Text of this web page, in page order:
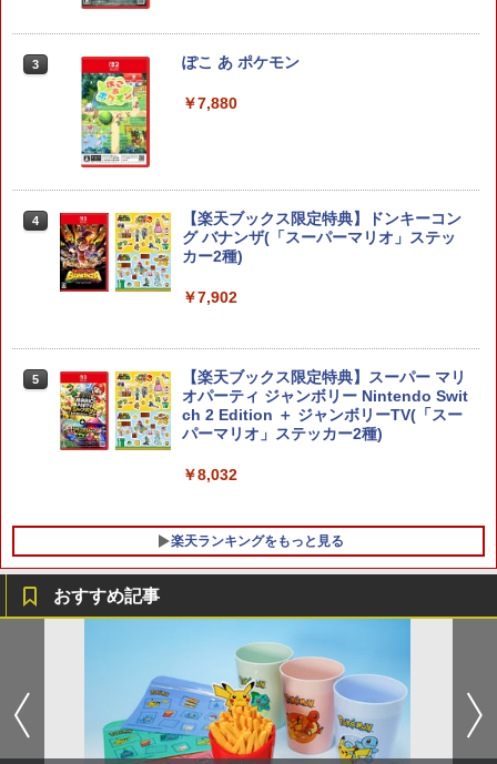
￥9,000
ニンテンドープリペイド番号 5000円|オ
ンラインコード版
￥10,737
トローラー(CFI-ZCT2J)
￥10,737
￥7,681
【純正品】Xbox 充電式バッテリー + US
【純正品】Xbox ワイヤレス コントロー
3
劇場版「鬼滅の刃」無限城編 第一章 猗
4
劇場版「鬼滅の刃」無限城編 第一章 猗
窩座再来 完全生産限定版 [Blu-ray]
5
【Amazon.co.jp限定】劇場版モノノ怪
第三章 蛇神 (オリジナル特典:オリジナル
巾着＋メーカー特典:【坤と離】二振りの
剣、十翼より来たる！スタジオ描き下ろ
3 ぽこ あ ポケモン
￥7,880
4
【楽天ブックス限定特典】ドンキーコン
グ バナンザ(「スーパーマリオ」ステッ
カー2種)
￥7,902
5
【楽天ブックス限定特典】スーパー マリ
オパーティ ジャンボリー Nintendo Swit
ch 2 Edition ＋ ジャンボリーTV(「スー
パーマリオ」ステッカー2種)
￥8,032
楽天ランキングをもっと見る
FPS エイム アシストキャップ PS5 PS4
コントローラ 対応 Playstation プレイス
テーション 対戦 APEX cod フォトナ FP
Sフリーク カバー 可動域アップ ゲーム
パープル オレンジ シューティングゲー
ム アクションゲーム プレステ プレステ5
プレステ4
【中古】戦国無双 Chronicle - 3DS
￥367
【中古】【未使用品】カーズ2 MovieNE
X [DVDのみ]
￥3,080
おすすめ記事